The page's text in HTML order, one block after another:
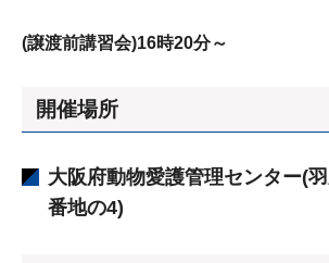
(譲渡前講習会)16時20分～
開催場所
大阪府動物愛護管理センター(
番地の4)